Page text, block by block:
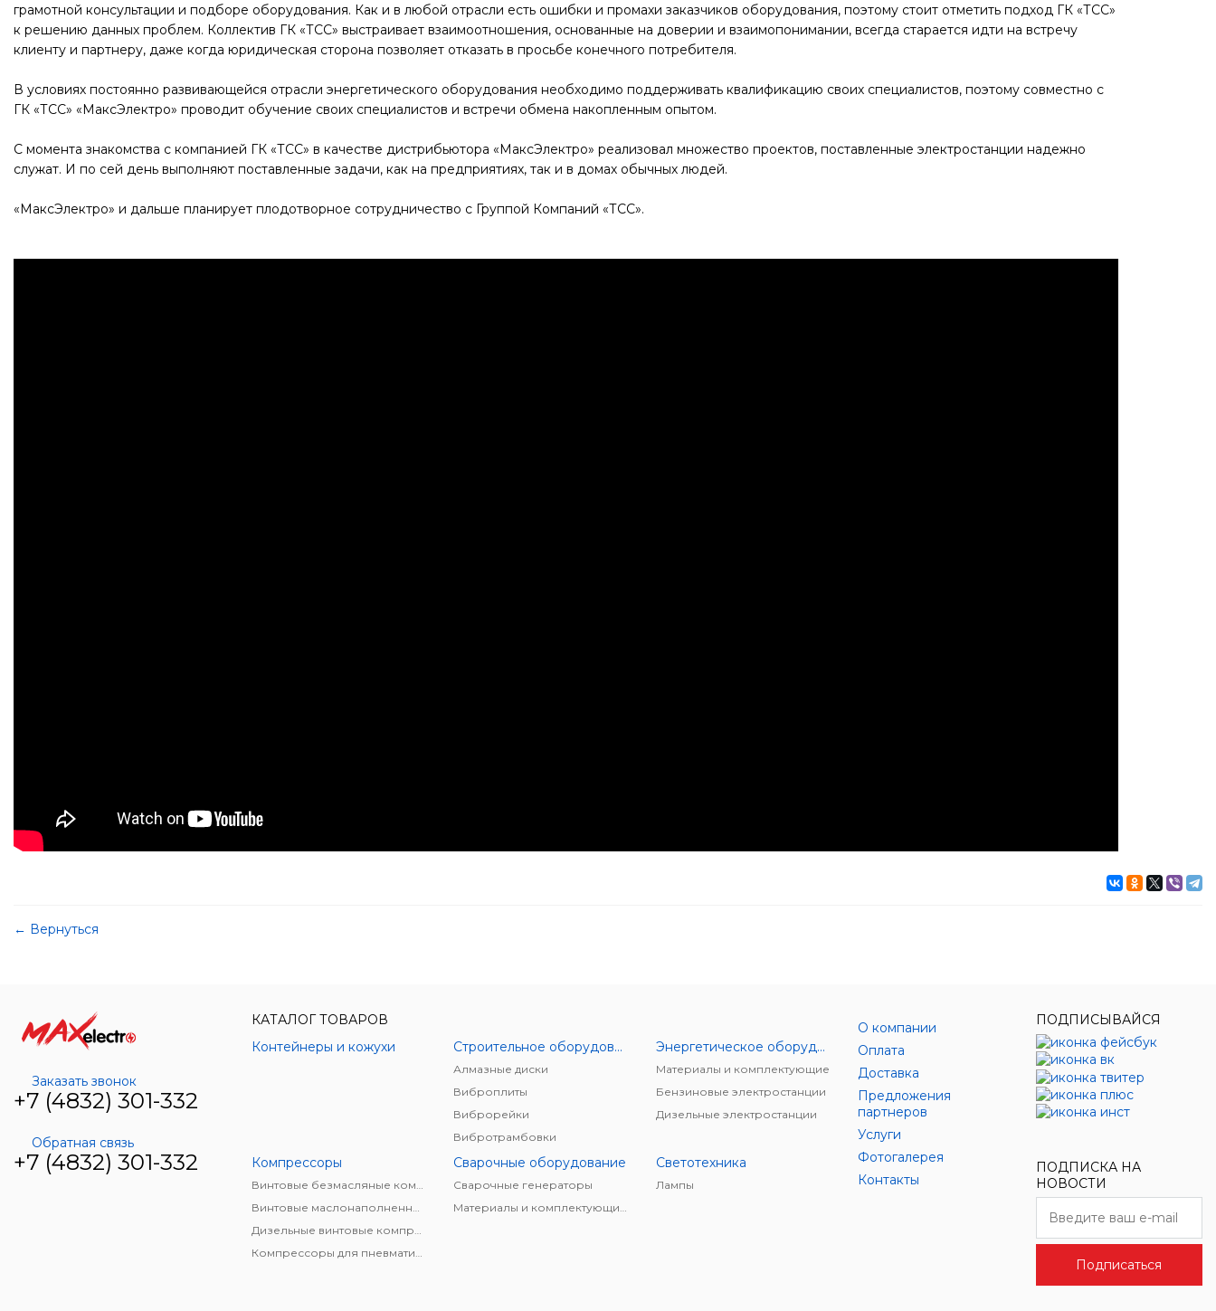
грамотной консультации и подборе оборудования. Как и в любой отрасли есть ошибки и промахи заказчиков оборудования, поэтому стоит отметить подход ГК «ТСС»
к решению данных проблем. Коллектив ГК «ТСС» выстраивает взаимоотношения, основанные на доверии и взаимопонимании, всегда старается идти на встречу
клиенту и партнеру, даже когда юридическая сторона позволяет отказать в просьбе конечного потребителя.
В условиях постоянно развивающейся отрасли энергетического оборудования необходимо поддерживать квалификацию своих специалистов, поэтому совместно с
ГК «ТСС» «МаксЭлектро» проводит обучение своих специалистов и встречи обмена накопленным опытом.
С момента знакомства с компанией ГК «ТСС» в качестве дистрибьютора «МаксЭлектро» реализовал множество проектов, поставленные электростанции надежно
служат. И по сей день выполняют поставленные задачи, как на предприятиях, так и в домах обычных людей.
«МаксЭлектро» и дальше планирует плодотворное сотрудничество с Группой Компаний «ТСС».
← Вернуться
Заказать звонок
+7 (4832) 301-332
Обратная связь
+7 (4832) 301-332
КАТАЛОГ ТОВАРОВ
Контейнеры и кожухи
Строительное оборудование
Алмазные диски
Виброплиты
Виброрейки
Вибротрамбовки
Энергетическое оборудование
Материалы и комплектующие
Бензиновые электростанции
Дизельные электростанции
Компрессоры Сварочные оборудование
Cварочные генераторы
Светотехника
Лампы
О компании
Оплата
Доставка
Предложения
партнеров
Услуги
Фотогалерея
Контакты
ПОДПИСЫВАЙСЯ
ПОДПИСКА НА
НОВОСТИ
Подписаться